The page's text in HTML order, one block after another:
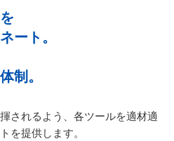
ート。
制。
されるよう、 各ツールを適材適
を提供します。